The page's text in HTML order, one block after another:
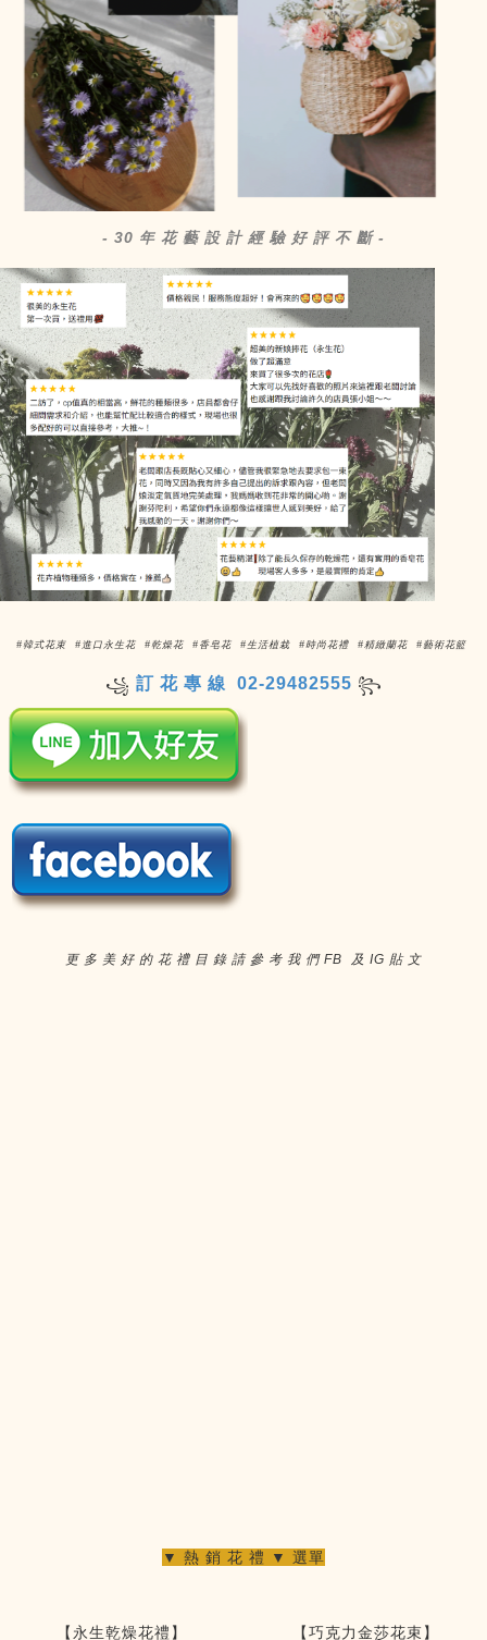
- 30 年 花 藝 設 計 經 驗 好 評 不 斷 -
#韓式花束 #進口永生花 #乾燥花 #香皂花 #生活植栽 #時尚花禮 #精緻蘭花 #藝術花籃
꧁ 訂 花 專 線 02-29482555 ꧂
更 多 美 好 的 花 禮 目 錄 請 參 考 我 們 FB 及 IG 貼 文
▼ 熱 銷 花 禮 ▼ 選單
【永生乾燥花禮】 【巧克力金莎花束】